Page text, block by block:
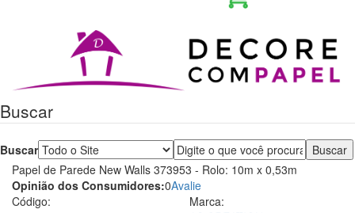
Decore
com
papel
é
pioneira
em
Buscar
Buscar
Papel de Parede New Walls 373953 - Rolo: 10m x 0,53m
Opinião dos Consumidores:0Avalie
Código:
Marca: